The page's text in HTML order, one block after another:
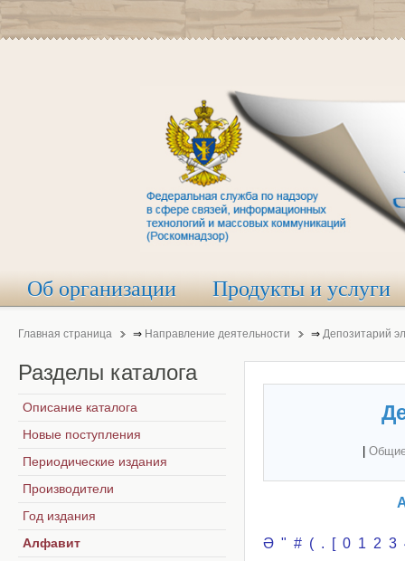
Об организации Продукты и услуги
Главная страница ⇒ Направление деятельности ⇒ Депозитарий
Ә " # ( . [ 0 1 2 3
Разделы каталога
Описание каталога
Новые поступления
Периодические издания
Производители
Год издания
Алфавит